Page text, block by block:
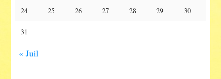
24 25 26 27 28 29 30
31
« Juil